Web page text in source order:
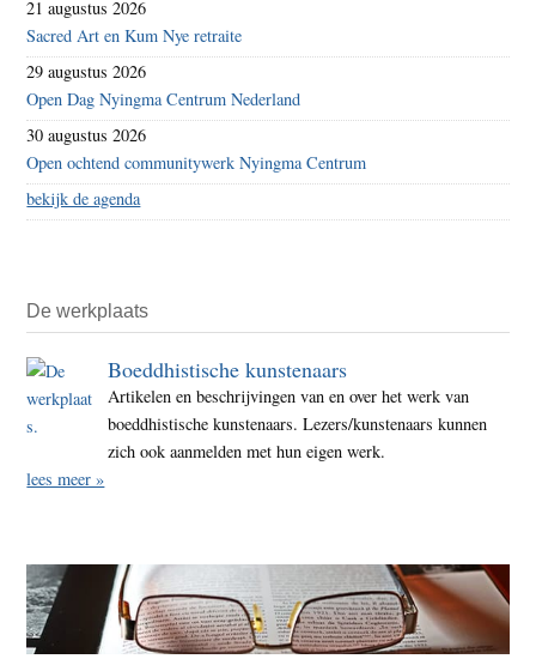
21 augustus 2026
Sacred Art en Kum Nye retraite
29 augustus 2026
Open Dag Nyingma Centrum Nederland
30 augustus 2026
Open ochtend communitywerk Nyingma Centrum
bekijk de agenda
De werkplaats
Boeddhistische kunstenaars
Artikelen en beschrijvingen van en over het werk van
boeddhistische kunstenaars. Lezers/kunstenaars kunnen
zich ook aanmelden met hun eigen werk.
lees meer »